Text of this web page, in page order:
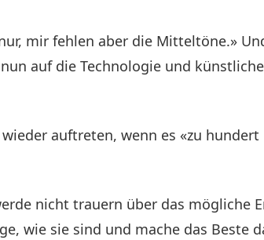
mir fehlen aber die Mitteltöne.»
auf die Technologie und
auftreten, wenn es «zu
nicht trauern über das mögliche
wie sie sind und mache das Beste